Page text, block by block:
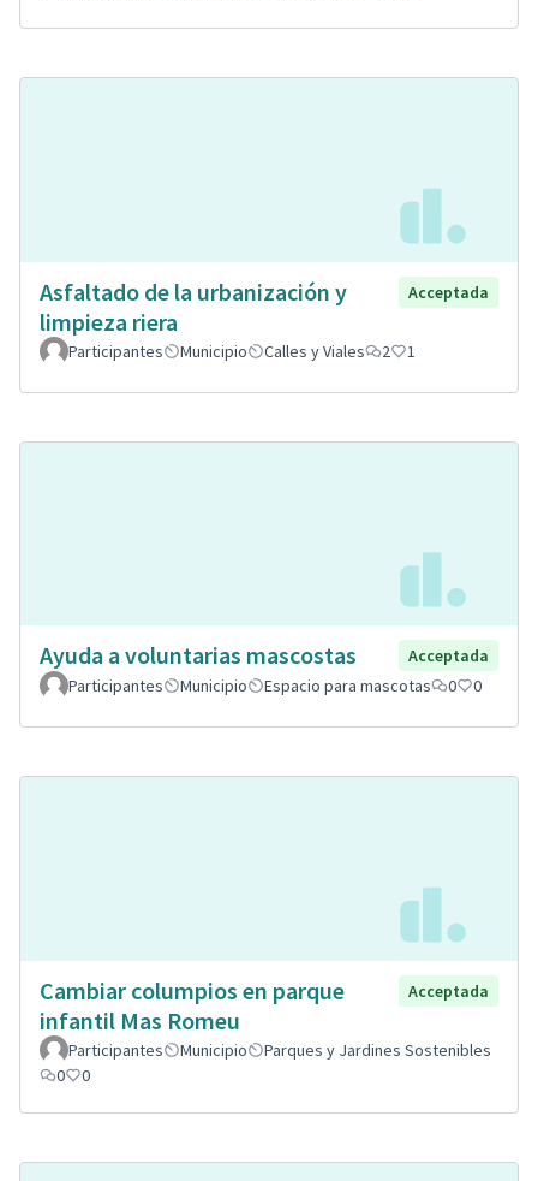
Asfaltado de la urbanización y
limpieza riera
Acceptada
Participantes Municipio Calles y Viales 2 1
Ayuda a voluntarias mascostas
Acceptada
Participantes
Municipio Espacio para mascotas 0 0
Cambiar columpios en parque
infantil Mas Romeu
Acceptada
Participantes Municipio
Parques y Jardines Sostenibles
0
0